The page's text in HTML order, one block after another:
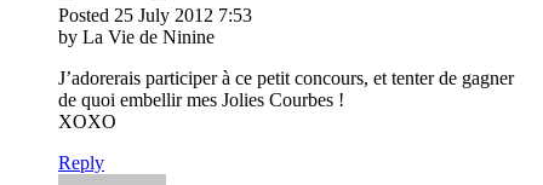
Posted 25 July 2012 7:53
by La Vie de Ninine
J’adorerais participer à ce petit concours, et tenter de gagner
de quoi embellir mes Jolies Courbes !
XOXO
Reply